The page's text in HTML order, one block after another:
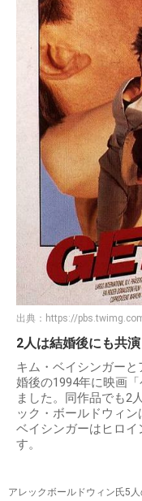
出典： https://
2人は結婚後にも共
キム・ベイシンガー
婚後の1994年に映画
ました。同作品でも2
ック・ボールドウィ
ベイシンガーはヒロ
す。
アレックボールドウィン氏5